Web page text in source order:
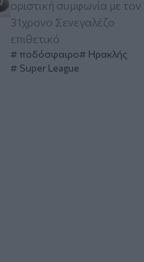
οριστική συμφωνία με τον
31χρονο Σενεγαλέζο
επιθετικό
ποδόσφαιρο
Ηρακλής
Super League